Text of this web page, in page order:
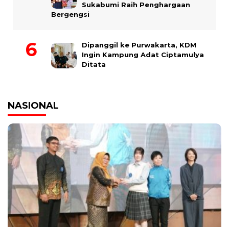
Sukabumi Raih Penghargaan
Bergengsi
Dipanggil ke Purwakarta, KDM
Ingin Kampung Adat Ciptamulya
Ditata
NASIONAL